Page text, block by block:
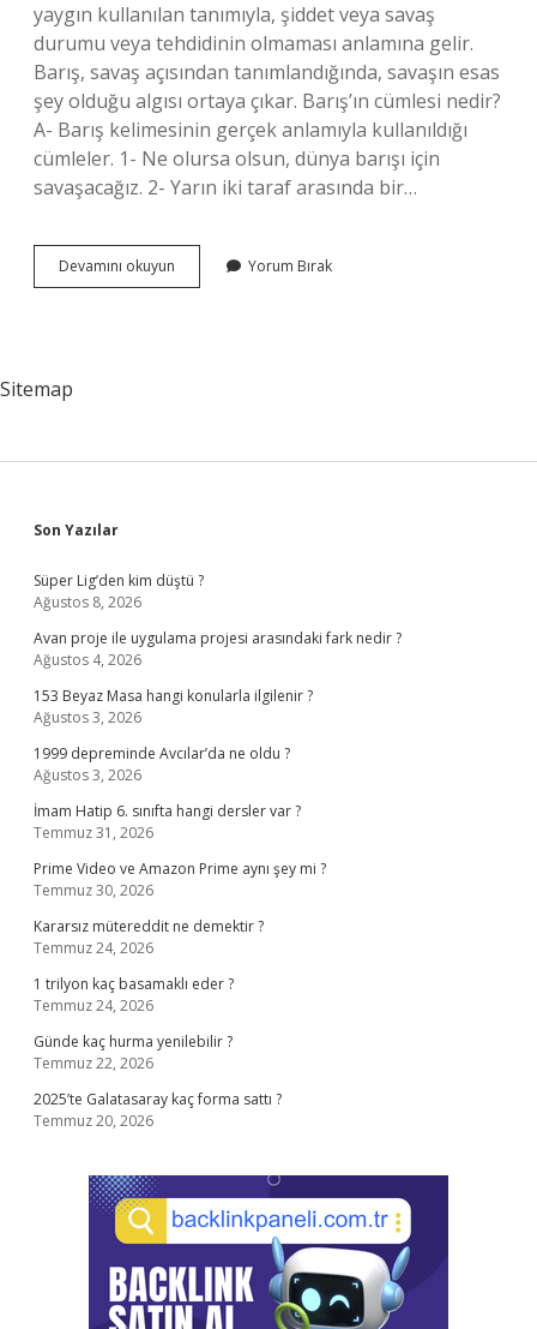
yaygın kullanılan tanımıyla, şiddet veya savaş
durumu veya tehdidinin olmaması anlamına gelir.
Barış, savaş açısından tanımlandığında, savaşın esas
şey olduğu algısı ortaya çıkar. Barış’ın cümlesi nedir?
A- Barış kelimesinin gerçek anlamıyla kullanıldığı
cümleler. 1- Ne olursa olsun, dünya barışı için
savaşacağız. 2- Yarın iki taraf arasında bir…
Devamını okuyun
Nedir
Yorum Bırak
Sitemap
Sidebar
Son Yazılar
Süper Lig’den kim düştü ?
Ağustos 8, 2026
Avan proje ile uygulama projesi arasındaki fark nedir ?
Ağustos 4, 2026
153 Beyaz Masa hangi konularla ilgilenir ?
Ağustos 3, 2026
1999 depreminde Avcılar’da ne oldu ?
Ağustos 3, 2026
İmam Hatip 6. sınıfta hangi dersler var ?
Temmuz 31, 2026
Prime Video ve Amazon Prime aynı şey mi ?
Temmuz 30, 2026
Kararsız mütereddit ne demektir ?
Temmuz 24, 2026
1 trilyon kaç basamaklı eder ?
Temmuz 24, 2026
Günde kaç hurma yenilebilir ?
Temmuz 22, 2026
2025’te Galatasaray kaç forma sattı ?
Temmuz 20, 2026